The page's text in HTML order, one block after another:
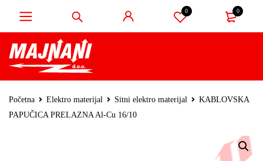
0 0
Početna Elektro materijal Sitni elektro materijal
KABLOVSKA
PAPUČICA PRELAZNA Al-Cu 16/10